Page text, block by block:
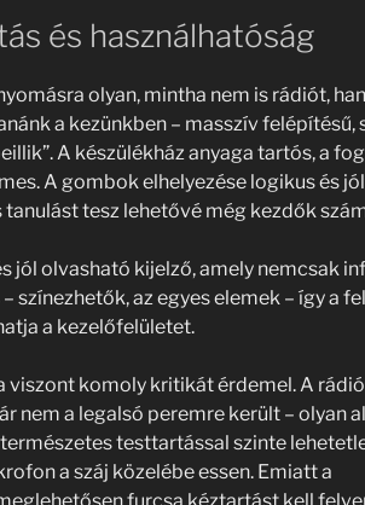
és használhatóság
olyan, mintha nem is rádiót,
a kezünkben – masszív felépítésű,
A készülékház anyaga tartós, a
A gombok elhelyezése logikus és jól
tesz lehetővé még kezdők
jól olvasható kijelző, amely nemcsak
színezhetők, az egyes elemek – így a
a kezelőfelületet.
viszont komoly kritikát érdemel. A
nem a legalsó peremre került – olyan
testtartással szinte
a száj közelébe essen. Emiatt a